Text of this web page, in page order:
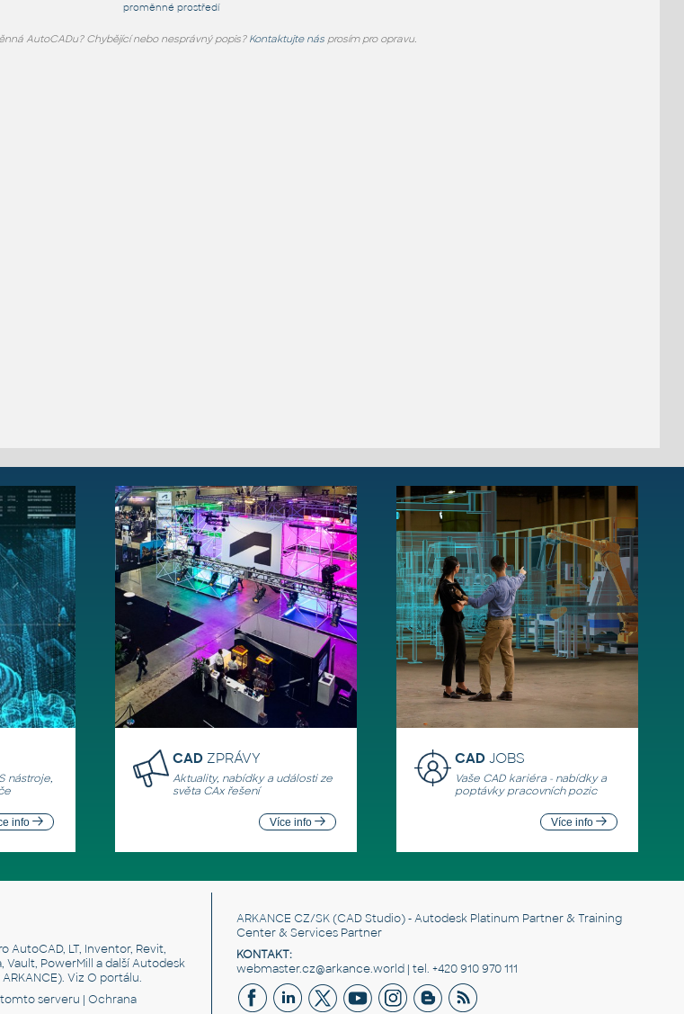
proměnné prostředí
AutoCADu? Chybějící nebo nesprávný popis? Kontaktujte násprosím pro opravu.
nástroje,
info
CAD ZPRÁVY
Aktuality, nabídky a události ze
světa CAx řešení
Více info
CADJOBS
Vaše CAD kariéra - nabídky a
poptávky pracovních pozic
Více info
AutoCAD, LT, Inventor, Revit,
Vault, PowerMill a další Autodesk
Viz O portálu.
serveru | Ochrana
ARKANCE CZ/SK(CAD Studio) - Autodesk Platinum Partner & Training
Center & Services Partner
KONTAKT:
webmaster.cz@arkance.world | tel. +420 910 970 111